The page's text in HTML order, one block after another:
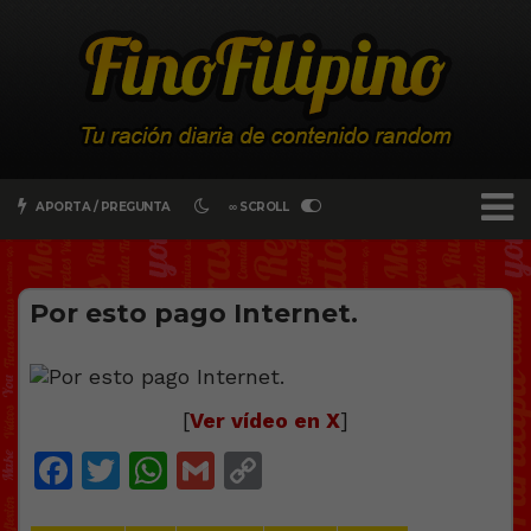
APORTA / PREGUNTA ∞ SCROLL
Por esto pago Internet.
[Ver vídeo en X]
Facebook
Twitter
WhatsApp
Gmail